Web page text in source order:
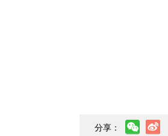
分享：